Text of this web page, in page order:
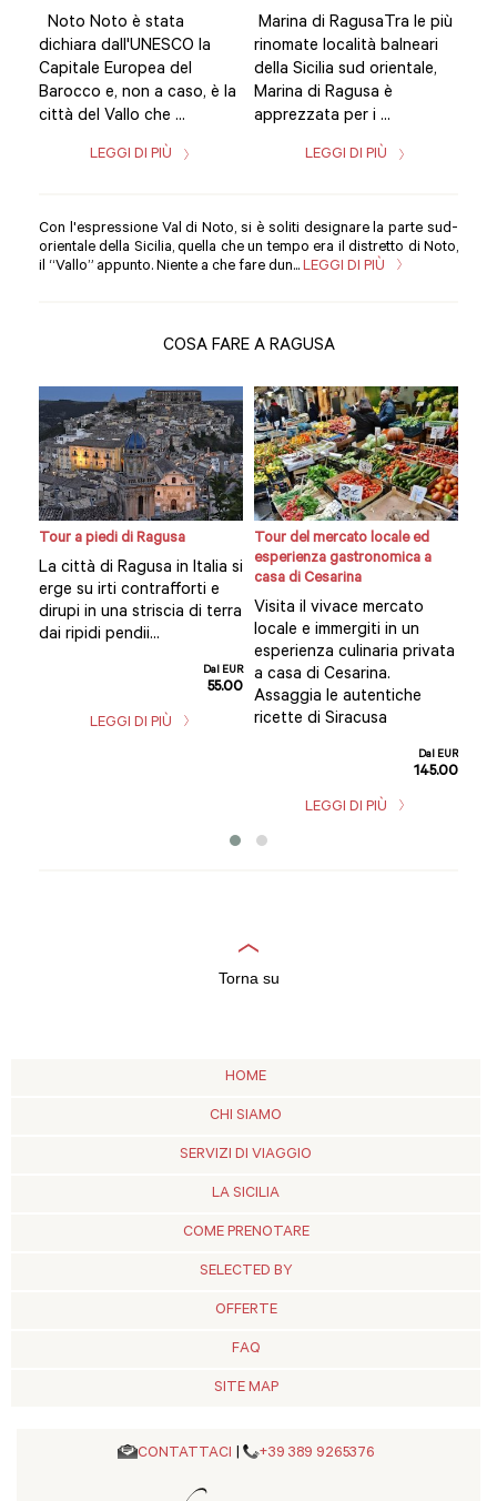
Noto Noto è stata
dichiara dall'UNESCO la
Capitale Europea del
Barocco e, non a caso, è la
città del Vallo che ...
LEGGI DI PIÙ
Marina di RagusaTra le più
rinomate località balneari
della Sicilia sud orientale,
Marina di Ragusa è
apprezzata per i ...
LEGGI DI PIÙ
Con l'espressione Val di Noto, si è soliti designare la parte sud-
orientale della Sicilia, quella che un tempo era il distretto di Noto,
il “Vallo” appunto. Niente a che fare dun... LEGGI DI PIÙ
COSA FARE A RAGUSA
Tour a piedi di Ragusa
La città di Ragusa in Italia si
erge su irti contrafforti e
dirupi in una striscia di terra
dai ripidi pendii...
Dal EUR
55.00
LEGGI DI PIÙ
Tour del mercato locale ed
esperienza gastronomica a
casa di Cesarina
Visita il vivace mercato
locale e immergiti in un
esperienza culinaria privata
a casa di Cesarina.
Assaggia le autentiche
ricette di Siracusa
Dal EUR
145.00
LEGGI DI PIÙ
Torna su
HOME
CHI SIAMO
SERVIZI DI VIAGGIO
LA SICILIA
COME PRENOTARE
SELECTED BY
OFFERTE
FAQ
SITE MAP
CONTATTACI | +39 389 9265376